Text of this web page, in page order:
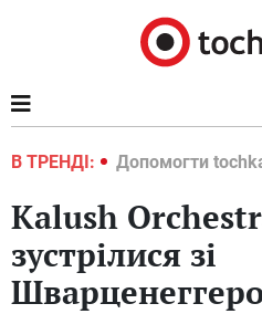
В ТРЕНДІ:
2022 Допомогти
Kalush
зустрілися зі